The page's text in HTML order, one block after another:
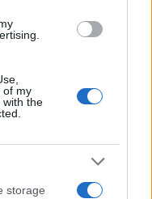
of my
with the
storage
campeón con